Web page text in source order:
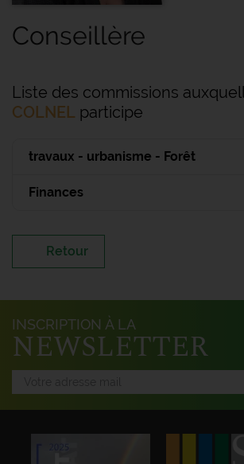
Conseillère
Liste des commissions
COLNEL participe
travaux - urbanisme - Forêt
Finances
Retour
INSCRIPTION À LA
NEWSLETTER